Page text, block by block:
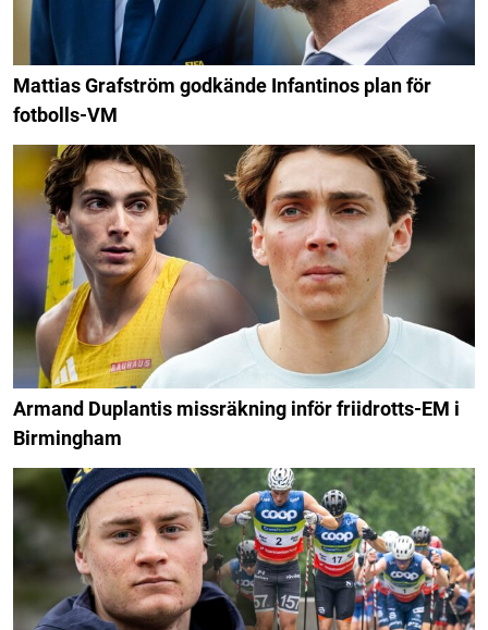
Mattias Grafström godkände Infantinos plan för
fotbolls-VM
Armand Duplantis missräkning inför friidrotts-EM i
Birmingham